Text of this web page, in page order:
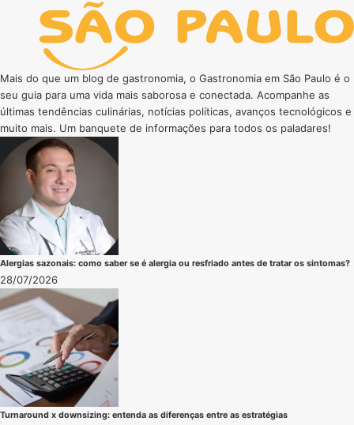
Mais do que um blog de gastronomia, o Gastronomia em São Paulo é o
seu guia para uma vida mais saborosa e conectada. Acompanhe as
últimas tendências culinárias, notícias políticas, avanços tecnológicos e
muito mais. Um banquete de informações para todos os paladares!
Alergias sazonais: como saber se é alergia ou resfriado antes de tratar os sintomas?
28/07/2026
Turnaround x downsizing: entenda as diferenças entre as estratégias